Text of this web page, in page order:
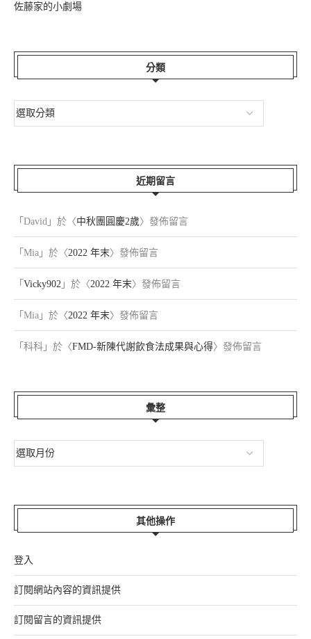
佐藤家的小劇場
分類
近期留言
「 David 」於〈中秋團圓慶2歲〉發佈留言
「 Mia 」於〈2022 年末〉發佈留言
「 Vicky902 」於〈2022 年末〉發佈留言
「 Mia 」於〈2022 年末〉發佈留言
「 科科 」於〈FMD-新陳代謝飲食法成果與心得〉發佈留言
彙整
其他操作
登入
訂閱網站內容的資訊提供
訂閱留言的資訊提供